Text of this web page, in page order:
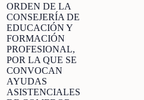
ORDEN DE LA
CONSEJERÍA DE
EDUCACIÓN Y
FORMACIÓN
PROFESIONAL,
POR LA QUE SE
CONVOCAN
AYUDAS
ASISTENCIALES